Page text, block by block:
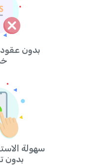
بدون
سهولة
بدون